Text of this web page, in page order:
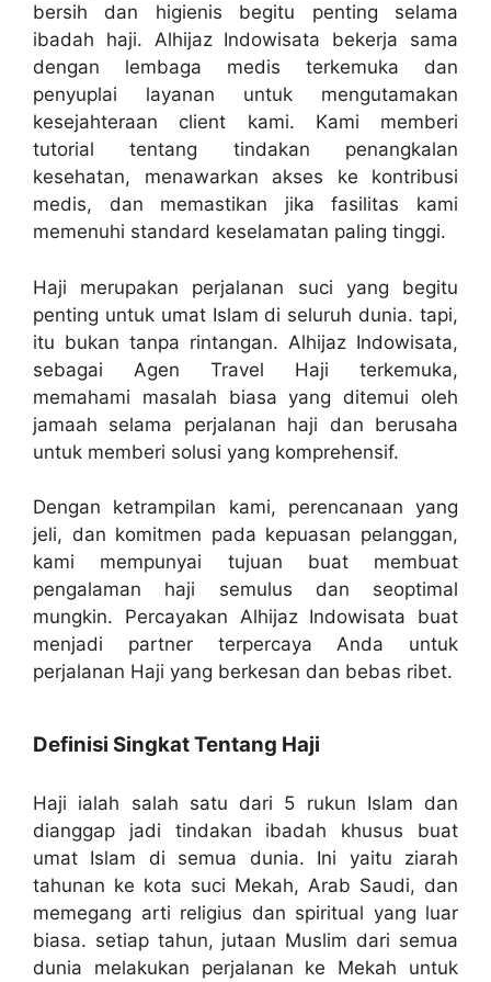
bersih dan higienis begitu penting selama
ibadah haji. Alhijaz Indowisata bekerja sama
dengan lembaga medis terkemuka dan
penyuplai layanan untuk mengutamakan
kesejahteraan client kami. Kami memberi
tutorial tentang tindakan penangkalan
kesehatan, menawarkan akses ke kontribusi
medis, dan memastikan jika fasilitas kami
memenuhi standard keselamatan paling tinggi.
Haji merupakan perjalanan suci yang begitu
penting untuk umat Islam di seluruh dunia. tapi,
itu bukan tanpa rintangan. Alhijaz Indowisata,
sebagai Agen Travel Haji terkemuka,
memahami masalah biasa yang ditemui oleh
jamaah selama perjalanan haji dan berusaha
untuk memberi solusi yang komprehensif.
Dengan ketrampilan kami, perencanaan yang
jeli, dan komitmen pada kepuasan pelanggan,
kami mempunyai tujuan buat membuat
pengalaman haji semulus dan seoptimal
mungkin. Percayakan Alhijaz Indowisata buat
menjadi partner terpercaya Anda untuk
perjalanan Haji yang berkesan dan bebas ribet.
Definisi Singkat Tentang Haji
Haji ialah salah satu dari 5 rukun Islam dan
dianggap jadi tindakan ibadah khusus buat
umat Islam di semua dunia. Ini yaitu ziarah
tahunan ke kota suci Mekah, Arab Saudi, dan
memegang arti religius dan spiritual yang luar
biasa. setiap tahun, jutaan Muslim dari semua
dunia melakukan perjalanan ke Mekah untuk